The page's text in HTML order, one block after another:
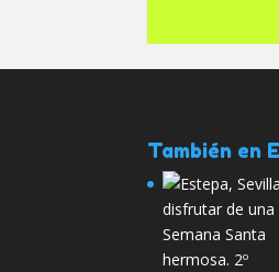
También en